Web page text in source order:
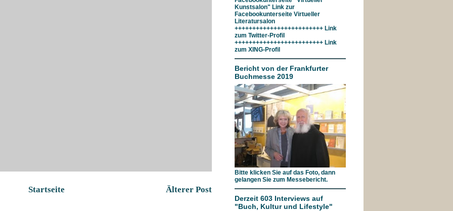
Älterer Post
Startseite
Kunstsalon" Link zur
Facebookunterseite Virtueller
Literatursalon
+++++++++++++++++++++++++ Link
zum Twitter-Profil
+++++++++++++++++++++++++ Link
zum XING-Profil
Bericht von der Frankfurter
Buchmesse 2019
Bitte klicken Sie auf das Foto, dann
gelangen Sie zum Messebericht.
Derzeit 603 Interviews auf
"Buch, Kultur und Lifestyle"